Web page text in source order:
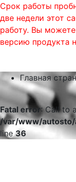
Срок работы
две недели этот
работу. Вы
версию продукта
Главная
Fatal error: Call to
/var/www/
line36